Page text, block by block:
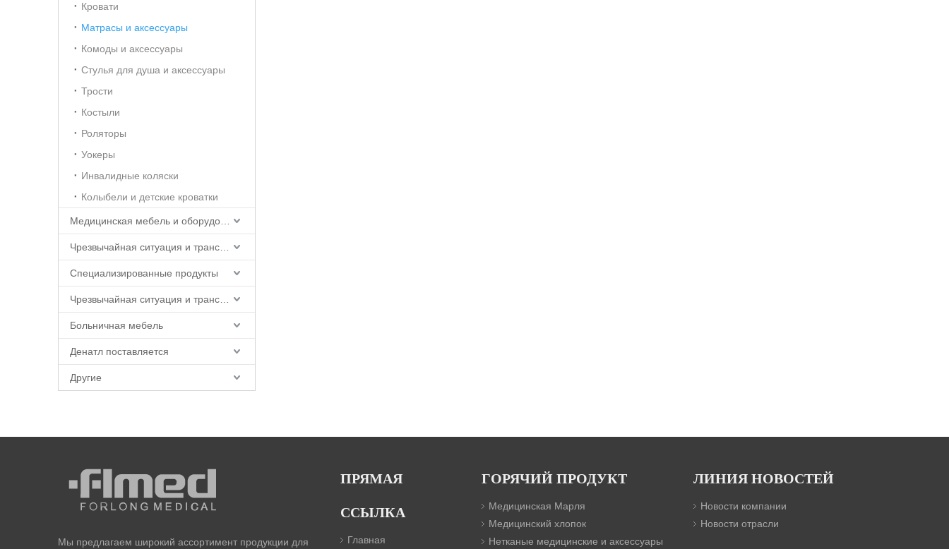
Кровати
Матрасы и аксессуары
Комоды и аксессуары
Стулья для душа и аксессуары
Трости
Костыли
Роляторы
Уокеры
Инвалидные коляски
Колыбели и детские кроватки
Специализированные продукты
Больничная мебель
Денатл поставляется
Другие
Мы предлагаем широкий ассортимент продукции для
ПРЯМАЯ
ССЫЛКА
Главная
ГОРЯЧИЙ ПРОДУКТ
Медицинская Марля
Медицинский хлопок
Нетканые медицинские и аксессуары
ЛИНИЯ НОВОСТЕЙ
Новости компании
Новости отрасли